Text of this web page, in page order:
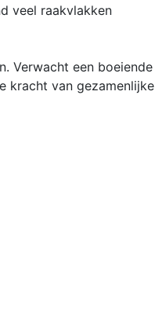
veel raakvlakken
Verwacht een boeiende
kracht van gezamenlijke